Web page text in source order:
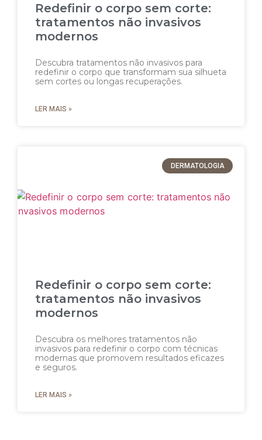
Redefinir o corpo sem corte:
tratamentos não invasivos
modernos
Descubra tratamentos não invasivos para
redefinir o corpo que transformam sua silhueta
sem cortes ou longas recuperações.
LER MAIS »
DERMATOLOGIA
Redefinir o corpo sem corte:
tratamentos não invasivos
modernos
Descubra os melhores tratamentos não
invasivos para redefinir o corpo com técnicas
modernas que promovem resultados eficazes
e seguros.
LER MAIS »